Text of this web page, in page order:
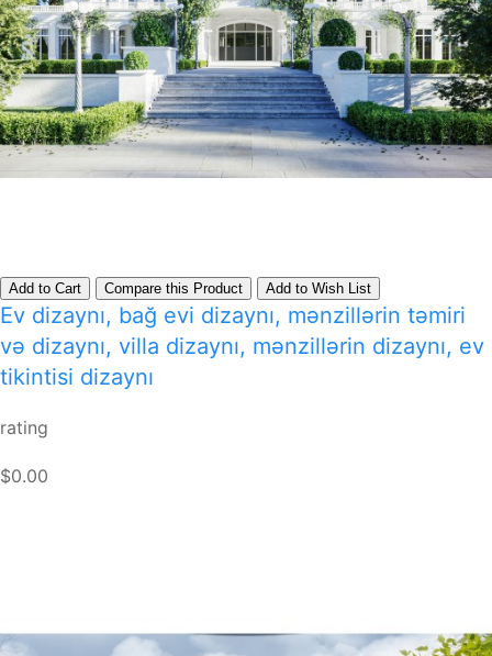
Add to Cart Compare this Product Add to Wish List
Ev dizaynı, bağ evi dizaynı, mənzillərin təmiri
və dizaynı, villa dizaynı, mənzillərin dizaynı, ev
tikintisi dizaynı
rating
$0.00